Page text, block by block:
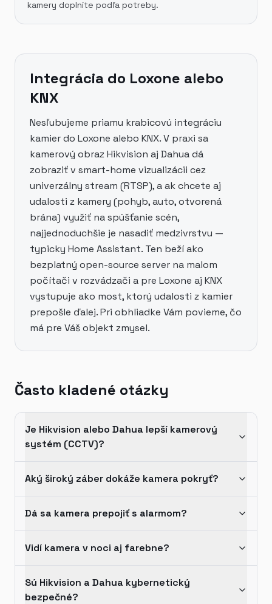
kamery doplníte podľa potreby.
Integrácia do Loxone alebo
KNX
Nesľubujeme priamu krabicovú integráciu
kamier do Loxone alebo KNX. V praxi sa
kamerový obraz Hikvision aj Dahua dá
zobraziť v smart-home vizualizácii cez
univerzálny stream (RTSP), a ak chcete aj
udalosti z kamery (pohyb, auto, otvorená
brána) využiť na spúšťanie scén,
najjednoduchšie je nasadiť medzivrstvu —
typicky Home Assistant. Ten beží ako
bezplatný open-source server na malom
počítači v rozvádzači a pre Loxone aj KNX
vystupuje ako most, ktorý udalosti z kamier
prepošle ďalej. Pri obhliadke Vám povieme, čo
má pre Váš objekt zmysel.
Často kladené otázky
Je Hikvision alebo Dahua lepší kamerový
systém (CCTV)?
Aký široký záber dokáže kamera pokryť?
Dá sa kamera prepojiť s alarmom?
Vidí kamera v noci aj farebne?
Sú Hikvision a Dahua kybernetický
bezpečné?